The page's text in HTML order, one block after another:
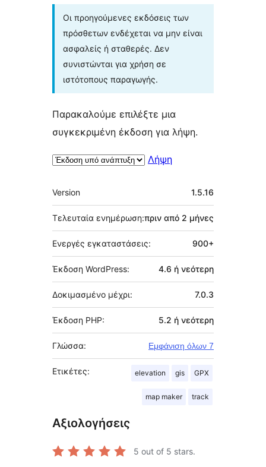
Οι προηγούμενες εκδόσεις των
πρόσθετων ενδέχεται να μην είναι
ασφαλείς ή σταθερές. Δεν
συνιστώνται για χρήση σε
ιστότοπους παραγωγής.
Παρακαλούμε επιλέξτε μια
συγκεκριμένη έκδοση για λήψη.
Λήψη
Μεταστοιχεία
Version 1.5.16
Τελευταία ενημέρωση:πριν από 2 μήνες
Ενεργές εγκαταστάσεις: 900+
Έκδοση WordPress: 4.6 ή νεότερη
Δοκιμασμένο μέχρι: 7.0.3
Έκδοση PHP: 5.2 ή νεότερη
Γλώσσα: Εμφάνιση όλων 7
Ετικέτες: elevation gis GPX
map maker track
Αξιολογήσεις
5 out of 5 stars.